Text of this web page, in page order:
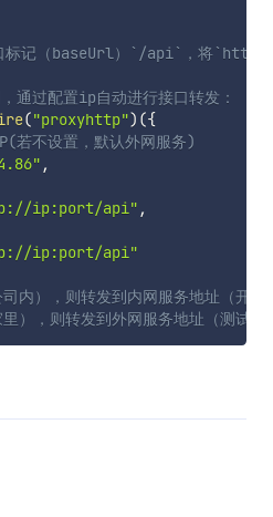
口标记（baseUrl）`/api`，将
通过配置ip自动进行接口转发：
("proxyhttp") ({
若不设置，默认外网服务)
,
ip:port/api" ,
ip:port/api"
内），则转发到内网服务地址（开发
），则转发到外网服务地址（测试环